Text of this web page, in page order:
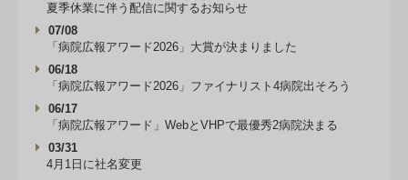
夏季休業に伴う配信に関するお知らせ
07/08
「病院広報アワード2026」大賞が決まりました
06/18
「病院広報アワード2026」ファイナリスト4病院出そろう
06/17
「病院広報アワード」WebとVHPで最優秀2病院決まる
03/31
4月1日に社名変更